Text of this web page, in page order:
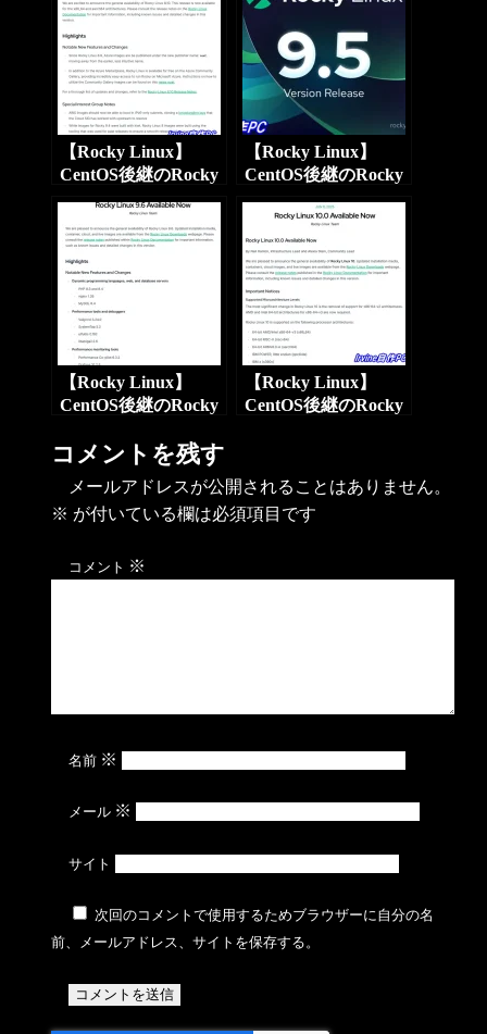
【Rocky Linux】
CentOS後継のRocky
を提供開始
【Rocky Linux】
CentOS後継のRocky
提供開始
【Rocky Linux】
CentOS後継のRocky
提供開始
【Rocky Linux】
CentOS後継のRocky
コメントを残す
メールアドレスが公開されることはありません。
※ が付いている欄は必須項目です
コメント ※
名前 ※
メール ※
サイト
次回のコメントで使用するためブラウザーに自分の名
前、メールアドレス、サイトを保存する。